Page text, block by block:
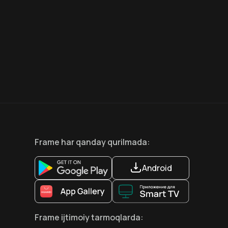
Frame har qanday qurilmada:
Android
Frame ijtimoiy tarmoqlarda: